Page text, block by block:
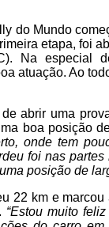
do Mundo
etapa, foi
Na especial
atuação. Ao
abrir uma
boa posição
onde tem
foi nas
posição de
22 km e
“Estou muito